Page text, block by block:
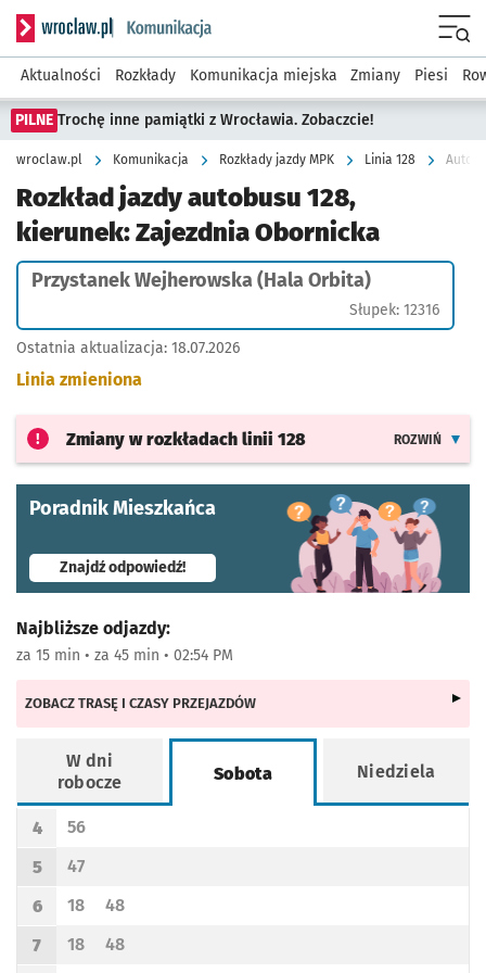
Serwis informacyjny wroclaw.pl podserwis: Komunikacja
Aktualności Rozkłady Komunikacja miejska Zmiany Piesi
PILNE Trochę inne pamiątki z Wrocławia. Zobaczcie!
wroclaw.pl Komunikacja Rozkłady jazdy MPK Linia 128
Rozkład jazdy autobusu 128,
kierunek: Zajezdnia Obornicka
Przystanek Wejherowska (Hala Orbita)
Słupek: 12316
Ostatnia aktualizacja: 18.07.2026
Linia zmieniona
Zmiany w rozkładach linii 128 ROZWIŃ
Poradnik Mieszkańca
Znajdź odpowiedź!- otworzy się w nowej karcie
Najbliższe odjazdy:
za 15 min • za 45 min • 02:54 PM
ZOBACZ TRASĘ I CZASY PRZEJAZDÓW
W dni
robocze
Sobota Niedziela
Rozkład jazdy -
Godzina odjazdu
4
Odjazd
56
minut po godzinie 4
Godzina odjazdu
5
Odjazd
47
minut po godzinie 5
Godzina odjazdu
6
Odjazd
18
minut po godzinie 6
Odjazd
48
minut po godzinie 6
Godzina odjazdu
7
Odjazd
18
minut po godzinie 7
Odjazd
48
minut po godzinie 7